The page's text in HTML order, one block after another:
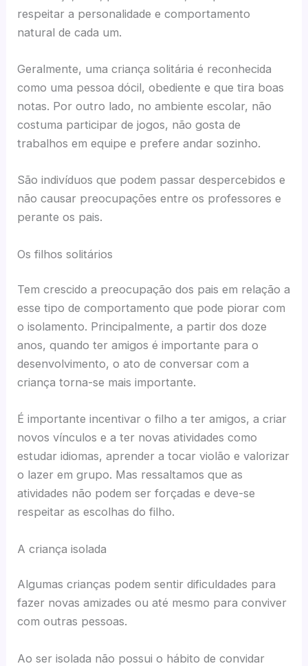
respeitar a personalidade e comportamento
natural de cada um.
Geralmente, uma criança solitária é reconhecida
como uma pessoa dócil, obediente e que tira boas
notas. Por outro lado, no ambiente escolar, não
costuma participar de jogos, não gosta de
trabalhos em equipe e prefere andar sozinho.
São indivíduos que podem passar despercebidos e
não causar preocupações entre os professores e
perante os pais.
Os filhos solitários
Tem crescido a preocupação dos pais em relação a
esse tipo de comportamento que pode piorar com
o isolamento. Principalmente, a partir dos doze
anos, quando ter amigos é importante para o
desenvolvimento, o ato de conversar com a
criança torna-se mais importante.
É importante incentivar o filho a ter amigos, a criar
novos vínculos e a ter novas atividades como
estudar idiomas, aprender a tocar violão e valorizar
o lazer em grupo. Mas ressaltamos que as
atividades não podem ser forçadas e deve-se
respeitar as escolhas do filho.
A criança isolada
Algumas crianças podem sentir dificuldades para
fazer novas amizades ou até mesmo para conviver
com outras pessoas.
Ao ser isolada não possui o hábito de convidar